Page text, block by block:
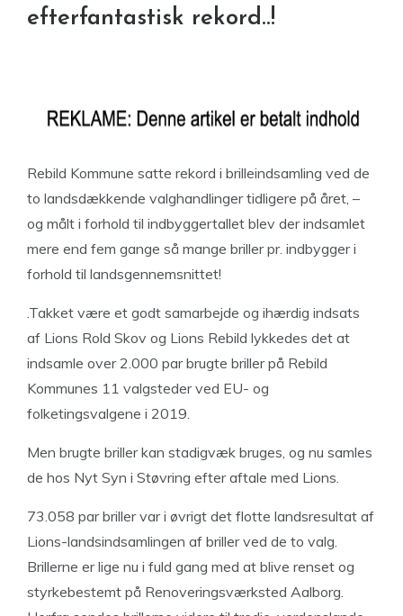
efterfantastisk rekord..!
Rebild Kommune satte rekord i brilleindsamling ved de
to landsdækkende valghandlinger tidligere på året, –
og målt i forhold til indbyggertallet blev der indsamlet
mere end fem gange så mange briller pr. indbygger i
forhold til landsgennemsnittet!
.Takket være et godt samarbejde og ihærdig indsats
af Lions Rold Skov og Lions Rebild lykkedes det at
indsamle over 2.000 par brugte briller på Rebild
Kommunes 11 valgsteder ved EU- og
folketingsvalgene i 2019.
Men brugte briller kan stadigvæk bruges, og nu samles
de hos Nyt Syn i Støvring efter aftale med Lions.
73.058 par briller var i øvrigt det flotte landsresultat af
Lions-landsindsamlingen af briller ved de to valg.
Brillerne er lige nu i fuld gang med at blive renset og
styrkebestemt på Renoveringsværksted Aalborg.